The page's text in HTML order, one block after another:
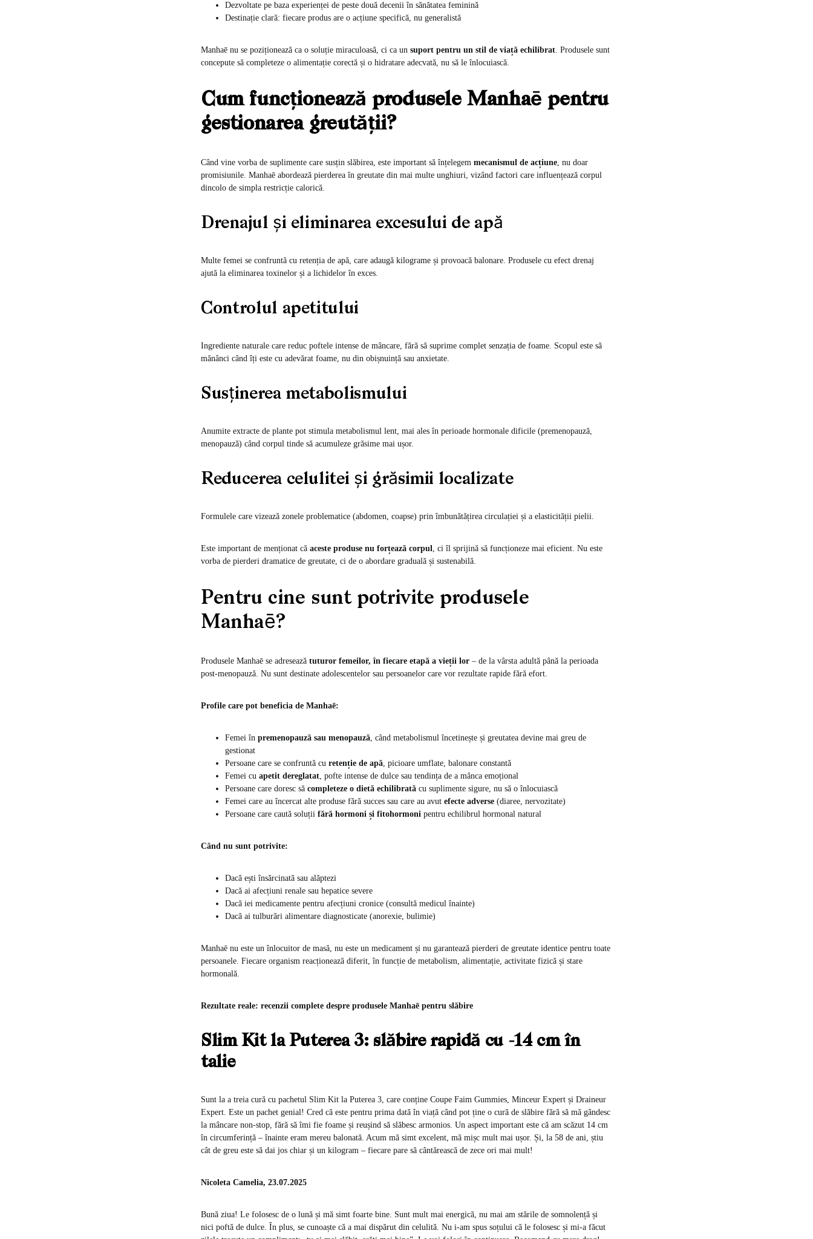
Dezvoltate pe baza experienței de peste două decenii în sănătatea feminină
Destinație clară: fiecare produs are o acțiune specifică, nu generalistă
Manhaē nu se poziționează ca o soluție miraculoasă, ci ca un suport pentru un stil de viață echilibrat. Produsele sunt
concepute să completeze o alimentație corectă și o hidratare adecvată, nu să le înlocuiască.
Cum funcționează produsele Manhaē pentru
gestionarea greutății?
Când vine vorba de suplimente care susțin slăbirea, este important să înțelegem mecanismul de acțiune, nu doar
promisiunile. Manhaē abordează pierderea în greutate din mai multe unghiuri, vizând factori care influențează corpul
dincolo de simpla restricție calorică.
Drenajul și eliminarea excesului de apă
Multe femei se confruntă cu retenția de apă, care adaugă kilograme și provoacă balonare. Produsele cu efect drenaj
ajută la eliminarea toxinelor și a lichidelor în exces.
Controlul apetitului
Ingrediente naturale care reduc poftele intense de mâncare, fără să suprime complet senzația de foame. Scopul este să
mănânci când îți este cu adevărat foame, nu din obișnuință sau anxietate.
Susținerea metabolismului
Anumite extracte de plante pot stimula metabolismul lent, mai ales în perioade hormonale dificile (premenopauză,
menopauză) când corpul tinde să acumuleze grăsime mai ușor.
Reducerea celulitei și grăsimii localizate
Formulele care vizează zonele problematice (abdomen, coapse) prin îmbunătățirea circulației și a elasticității pielii.
Este important de menționat că aceste produse nu forțează corpul, ci îl sprijină să funcționeze mai eficient. Nu este
vorba de pierderi dramatice de greutate, ci de o abordare graduală și sustenabilă.
Pentru cine sunt potrivite produsele
Manhaē?
Produsele Manhaē se adresează tuturor femeilor, în fiecare etapă a vieții lor – de la vârsta adultă până la perioada
post-menopauză. Nu sunt destinate adolescentelor sau persoanelor care vor rezultate rapide fără efort.
Profile care pot beneficia de Manhaē:
Femei în premenopauză sau menopauză, când metabolismul încetinește și greutatea devine mai greu de
gestionat
Persoane care se confruntă cu retenție de apă, picioare umflate, balonare constantă
Femei cu apetit dereglatat, pofte intense de dulce sau tendința de a mânca emoțional
Persoane care doresc să completeze o dietă echilibrată cu suplimente sigure, nu să o înlocuiască
Femei care au încercat alte produse fără succes sau care au avut efecte adverse (diaree, nervozitate)
Persoane care caută soluții fără hormoni și fitohormoni pentru echilibrul hormonal natural
Când nu sunt potrivite:
Dacă ești însărcinată sau alăptezi
Dacă ai afecțiuni renale sau hepatice severe
Dacă iei medicamente pentru afecțiuni cronice (consultă medicul înainte)
Dacă ai tulburări alimentare diagnosticate (anorexie, bulimie)
Manhaē nu este un înlocuitor de masă, nu este un medicament și nu garantează pierderi de greutate identice pentru toate
persoanele. Fiecare organism reacționează diferit, în funcție de metabolism, alimentație, activitate fizică și stare
hormonală.
Rezultate reale: recenzii complete despre produsele Manhaē pentru slăbire
Slim Kit la Puterea 3: slăbire rapidă cu -14 cm în
talie
Sunt la a treia cură cu pachetul Slim Kit la Puterea 3, care conține Coupe Faim Gummies, Minceur Expert și Draineur
Expert. Este un pachet genial! Cred că este pentru prima dată în viață când pot ține o cură de slăbire fără să mă gândesc
la mâncare non-stop, fără să îmi fie foame și reușind să slăbesc armonios. Un aspect important este că am scăzut 14 cm
în circumferință – înainte eram mereu balonată. Acum mă simt excelent, mă mișc mult mai ușor. Și, la 58 de ani, știu
cât de greu este să dai jos chiar și un kilogram – fiecare pare să cântărească de zece ori mai mult!
Nicoleta Camelia, 23.07.2025
Bună ziua! Le folosesc de o lună și mă simt foarte bine. Sunt mult mai energică, nu mai am stările de somnolență și
nici poftă de dulce. În plus, se cunoaște că a mai dispărut din celulită. Nu i-am spus soțului că le folosesc și mi-a făcut